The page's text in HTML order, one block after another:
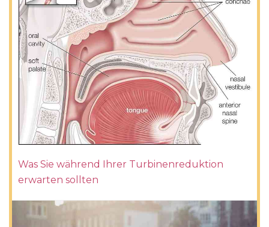
Was Sie während Ihrer Turbinenreduktion
erwarten sollten